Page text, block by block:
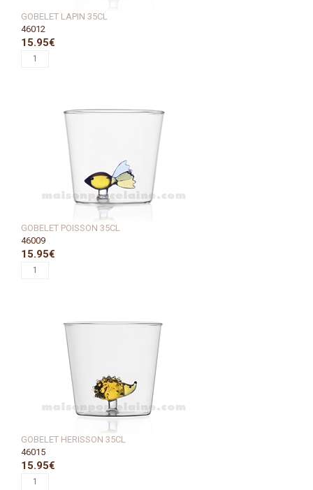
GOBELET LAPIN 35CL
46012
15.95€
GOBELET POISSON 35CL
46009
15.95€
GOBELET HERISSON 35CL
46015
15.95€